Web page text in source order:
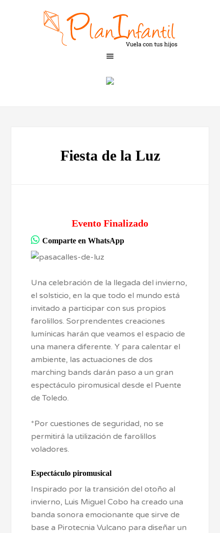
Fiesta de la Luz
Evento Finalizado
Comparte en WhatsApp
Una celebración de la llegada del invierno,
el solsticio, en la que todo el mundo está
invitado a participar con sus propios
farolillos. Sorprendentes creaciones
lumínicas harán que veamos el espacio de
una manera diferente. Y para calentar el
ambiente, las actuaciones de dos
marching bands darán paso a un gran
espectáculo piromusical desde el Puente
de Toledo.
*Por cuestiones de seguridad, no se
permitirá la utilización de farolillos
voladores.
Espectáculo piromusical
Inspirado por la transición del otoño al
invierno, Luis Miguel Cobo ha creado una
banda sonora emocionante que sirve de
base a Pirotecnia Vulcano para diseñar un